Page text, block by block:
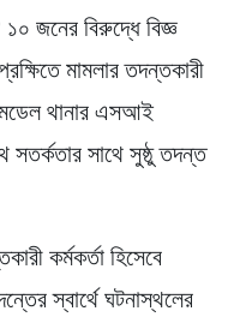
১০ জনের বিরুদ্ধে বিজ্ঞ
মামলার তদন্তকারী
মডেল থানার এসআই
সতর্কতার সাথে সুষ্ঠু তদন্ত
কর্মকর্তা হিসেবে
স্বার্থে ঘটনাস্থলের